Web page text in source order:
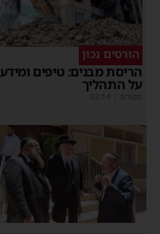
הורסים נכון
הריסת מבנים: טיפים ומידע
על התהליך
מקודם